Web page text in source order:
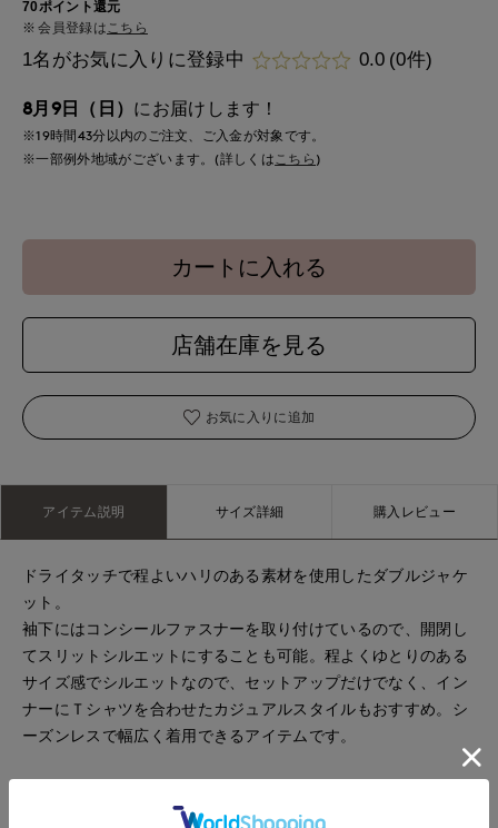
70ポイント還元
会員登録は こちら
1名がお気に入りに登録中 0.0 (0件)
8月9日（日） にお届けします！
※19時間43分以内のご注文、ご入金が対象です。
※一部例外地域がございます。(詳しくはこちら )
カートに入れる
店舗在庫を見る
お気に入りに追加
アイテム説明 サイズ詳細 購入レビュー
ドライタッチで程よいハリのある素材を使用したダブルジャケ
ット。
袖下にはコンシールファスナーを取り付けているので、開閉し
てスリットシルエットにすることも可能。程よくゆとりのある
サイズ感でシルエットなので、セットアップだけでなく、イン
ナーにＴシャツを合わせたカジュアルスタイルもおすすめ。シ
ーズンレスで幅広く着用できるアイテムです。